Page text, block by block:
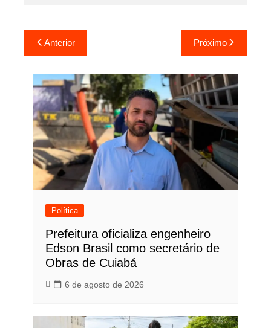
Navegação
de
Post
Anterior Próximo
Política
Prefeitura oficializa engenheiro
Edson Brasil como secretário de
Obras de Cuiabá
6 de agosto de 2026